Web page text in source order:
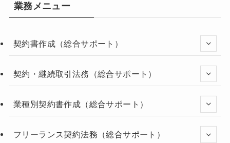
業務メニュー
契約書作成（総合サポート）
契約・継続取引法務（総合サポート）
業種別契約書作成（総合サポート）
フリーランス契約法務（総合サポート）